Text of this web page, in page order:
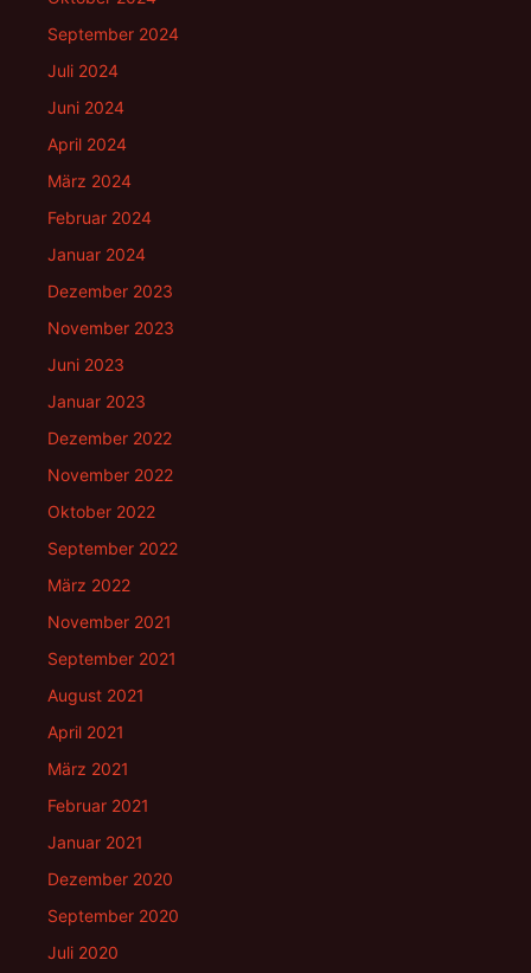
September 2024
Juli 2024
Juni 2024
April 2024
März 2024
Februar 2024
Januar 2024
Dezember 2023
November 2023
Juni 2023
Januar 2023
Dezember 2022
November 2022
Oktober 2022
September 2022
März 2022
November 2021
September 2021
August 2021
April 2021
März 2021
Februar 2021
Januar 2021
Dezember 2020
September 2020
Juli 2020